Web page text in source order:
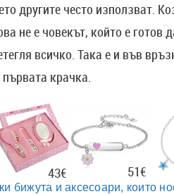
другите често използват.
не е човекът, който е
всичко. Така е и във
крачка.
43€ 51€
бижута и аксесоари, които